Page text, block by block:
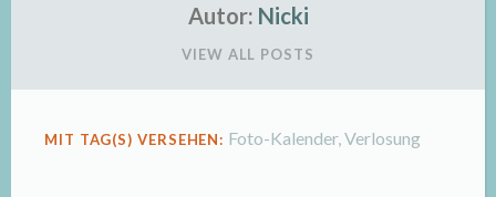
Autor: Nicki
VIEW ALL POSTS
MIT TAG(S) VERSEHEN: Foto-Kalender,Verlosung